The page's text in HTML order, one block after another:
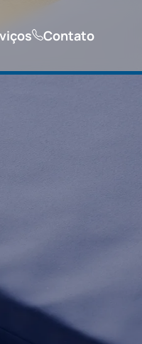
Contato